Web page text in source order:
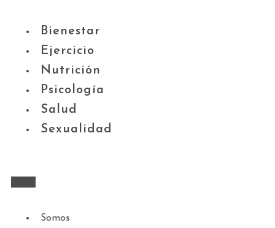
Bienestar
Ejercicio
Nutrición
Psicología
Salud
Sexualidad
Somos